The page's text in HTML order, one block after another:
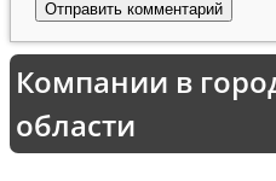
Компании в
области